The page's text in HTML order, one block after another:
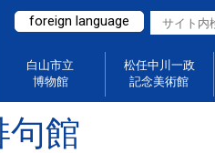
foreign language
白山市立
博物館
松任中川一政
記念美術館
句館